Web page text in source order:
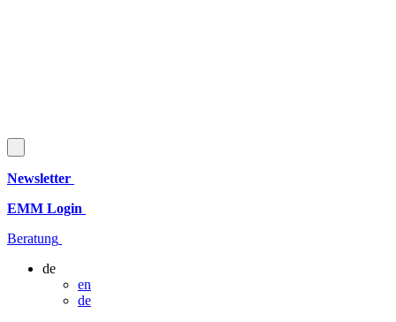
Newsletter
EMM Login
Beratung
de
en
de